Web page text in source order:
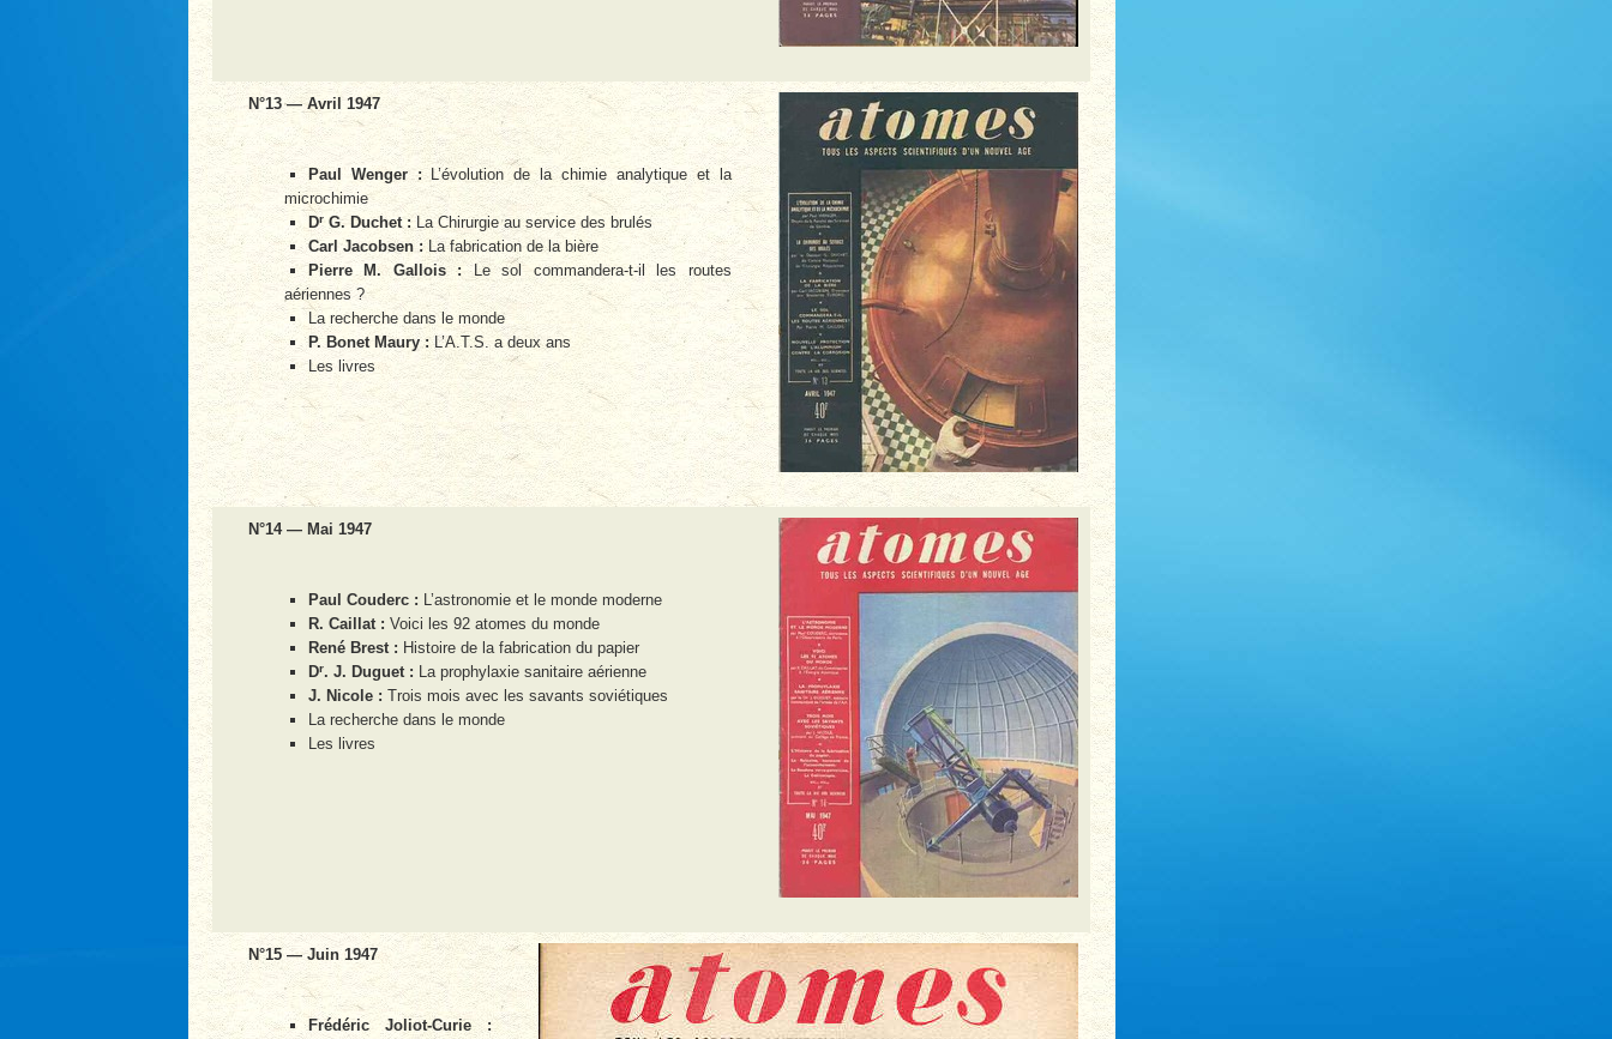
N°13 — Avril 1947
Paul Wenger :L’évolution de la chimie analytique et la
microchimie
DrG. Duchet : La Chirurgie au service des brulés
Carl Jacobsen :La fabrication de la bière
Pierre M. Gallois : Le sol commandera-t-il les routes
aériennes ?
La recherche dans le monde
P. Bonet Maury :L’A.T.S. a deux ans
Les livres
N°14 — Mai 1947
Paul Couderc : L’astronomie et le monde moderne
R. Caillat : Voici les 92 atomes du monde
René Brest : Histoire de la fabrication du papier
Dr. J. Duguet : La prophylaxie sanitaire aérienne
J. Nicole : Trois mois avec les savants soviétiques
La recherche dans le monde
Les livres
N°15 — Juin 1947
Frédéric Joliot-Curie :